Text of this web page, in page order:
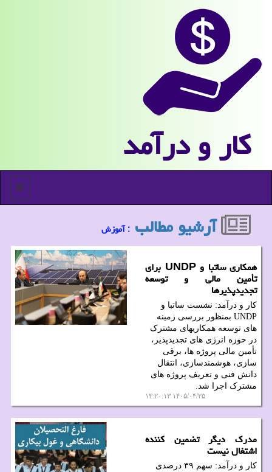
كار و درآمد
منو
آرشیو مطالب : آموزش
همکاری ساتبا و UNDP برای
تأمین مالی و توسعه
تجدیدپذیرها
کار و درآمد: نشست ساتبا و
UNDP بمنظور بررسی زمینه
های توسعه همکاریهای مشترک
در حوزه انرژی های تجدیدپذیر،
تأمین مالی پروژه ها، برقی
سازی، هوشمندسازی، انتقال
دانش فنی و تعریف پروژه های
مشترک اجرا شد.
۱۴۰۵/۰۴/۲۵ ۱۳:۲۰:۱۳
مدرک دیگر تضمین کننده
اشتغال نیست
کار و درآمد: سهم ۳۹ درصدی